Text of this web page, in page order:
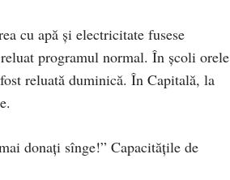
cu apă şi electricitate fusese
programul normal. În şcoli orele
reluată duminică. În Capitală, la
donaţi sînge!” Capacităţile de